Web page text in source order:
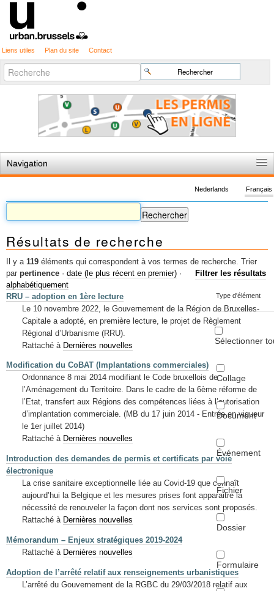
Liens utiles Plan du site Contact
Chercher par
Recherche
avancée…
Navigation
Règles du jeu
Permis d'urbanisme
Cartographie
Etudes et publications
Mots-clés
Renseignements urbanistiques
Français
Nederlands
Résultats de recherche
Il y a 119 éléments qui correspondent à vos termes de recherche.
Filtrer les résultats
Type d'élément
Sélectionner
Collage
Document
Événement
Fichier
Dossier
Formulaire
Trier
par pertinence · date (le plus récent en premier) ·
alphabétiquement
RRU – adoption en 1ère lecture
Le 10 novembre 2022, le Gouvernement de la Région de Bruxelles-
Capitale a adopté, en première lecture, le projet de Règlement
Régional d’Urbanisme (RRU).
Rattaché à Dernières nouvelles
Modification du CoBAT (Implantations commerciales)
Ordonnance 8 mai 2014 modifiant le Code bruxellois de
l’Aménagement du Territoire. Dans le cadre de la 6ème réforme de
l’Etat, transfert aux Régions des compétences liées à l’autorisation
d’implantation commerciale. (MB du 17 juin 2014 - Entrée en vigueur
le 1er juillet 2014)
Rattaché à Dernières nouvelles
Introduction des demandes de permis et certificats par voie
électronique
La crise sanitaire exceptionnelle liée au Covid-19 que connaît
aujourd’hui la Belgique et les mesures prises font apparaitre la
nécessité de renouveler la façon dont nos services sont proposés.
Rattaché à Dernières nouvelles
Mémorandum – Enjeux stratégiques 2019-2024
Rattaché à Dernières nouvelles
Adoption de l’arrêté relatif aux renseignements urbanistiques
L’arrêté du Gouvernement de la RGBC du 29/03/2018 relatif aux